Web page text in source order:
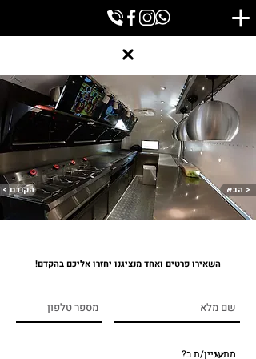
< הקודם הבא >
השאירו פרטים ואחד מנציגנו יחזרו אליכם בהקדם!